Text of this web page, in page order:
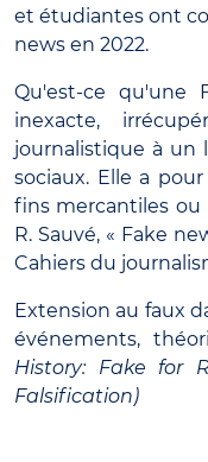
et étudiantes ont
news en 2022.
Qu'est-ce qu'une
inexacte,
journalistique à un
sociaux. Elle a
fins mercantiles ou
R. Sauvé, « Fake
Cahiers du
Extension au faux
événements,
History: Fake for
Falsification)